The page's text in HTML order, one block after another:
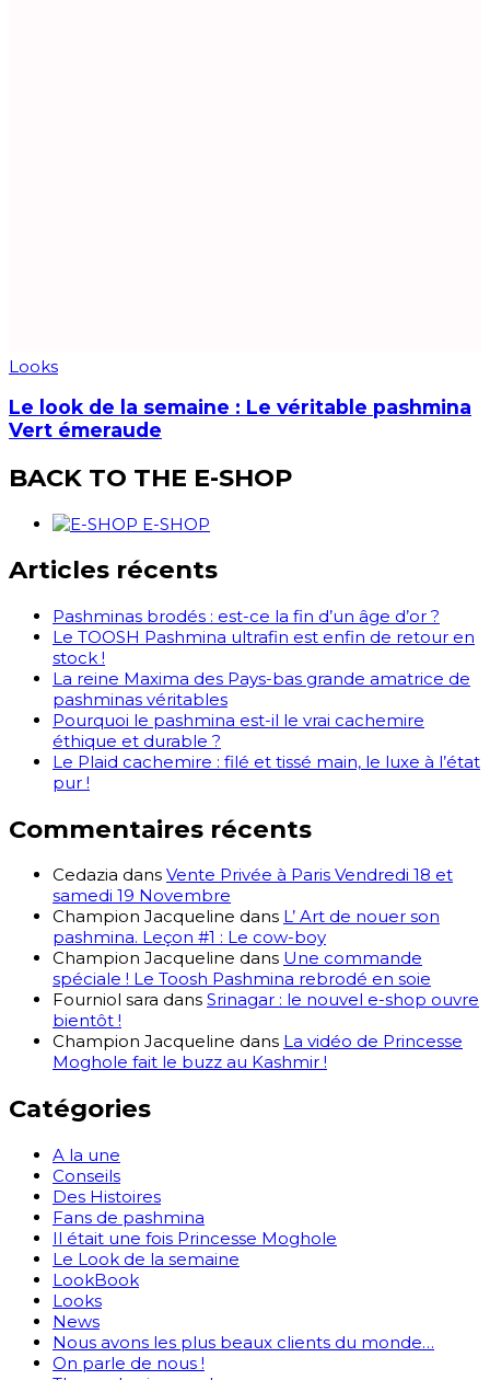
Looks
Le look de la semaine : Le véritable pashmina
Vert émeraude
BACK TO THE E-SHOP
E-SHOP
Articles récents
Pashminas brodés : est-ce la fin d’un âge d’or ?
Le TOOSH Pashmina ultrafin est enfin de retour en
stock !
La reine Maxima des Pays-bas grande amatrice de
pashminas véritables
Pourquoi le pashmina est-il le vrai cachemire
éthique et durable ?
Le Plaid cachemire : filé et tissé main, le luxe à l’état
pur !
Commentaires récents
Cedazia dans Vente Privée à Paris Vendredi 18 et
samedi 19 Novembre
Champion Jacqueline dans L’ Art de nouer son
pashmina. Leçon #1 : Le cow-boy
Champion Jacqueline dans Une commande
spéciale ! Le Toosh Pashmina rebrodé en soie
Fourniol sara dans Srinagar : le nouvel e-shop ouvre
bientôt !
Champion Jacqueline dans La vidéo de Princesse
Moghole fait le buzz au Kashmir !
Catégories
A la une
Conseils
Des Histoires
Fans de pashmina
Il était une fois Princesse Moghole
Le Look de la semaine
LookBook
Looks
News
Nous avons les plus beaux clients du monde…
On parle de nous !